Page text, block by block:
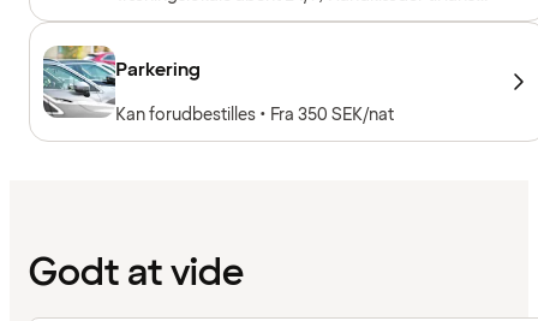
Træningsmaskiner, Konditionsmaskiner, Frie
Parkering
Kan forudbestilles • Fra 350 SEK/nat
Godt at vide